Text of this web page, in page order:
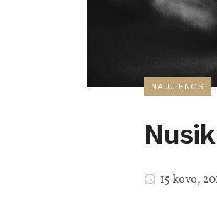
NAUJIENOS
15 kovo,